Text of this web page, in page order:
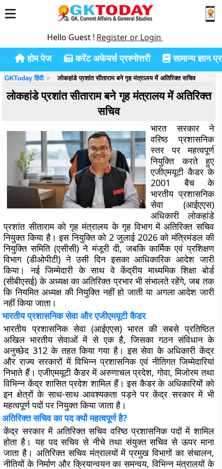
Hello Guest ! Register or Login
होम पेज करेंट अफेयर्स प्रश्नोत्तरी सामान्य ज्ञान
GKToday हिंदी लोकहांडे प्रशांत सीताराम बने गृह मंत्रालय में अतिरिक्त सचिव
लोकहांडे प्रशांत सीताराम बने गृह मंत्रालय में अतिरिक्त
सचिव
भारत सरकार ने
वरिष्ठ प्रशासनिक
स्तर पर महत्वपूर्ण
नियुक्ति करते हुए
एजीएमयूटी कैडर के
2001 बैच के
भारतीय प्रशासनिक
सेवा (आईएएस)
अधिकारी लोकहांडे
प्रशांत सीताराम को गृह मंत्रालय के गृह विभाग में अतिरिक्त सचिव
नियुक्त किया है। इस नियुक्ति को 2 जुलाई 2026 को मंत्रिमंडल की
नियुक्ति समिति (एसीसी) ने मंजूरी दी, जबकि कार्मिक एवं प्रशिक्षण
विभाग (डीओपीटी) ने उसी दिन इसका आधिकारिक आदेश जारी
किया। नई जिम्मेदारी के साथ वे केंद्रीय माध्यमिक शिक्षा बोर्ड
(सीबीएसई) के अध्यक्ष का अतिरिक्त प्रभार भी संभालते रहेंगे, जब तक
कि नियमित अध्यक्ष की नियुक्ति नहीं हो जाती या अगला आदेश जारी
नहीं किया जाता।
भारतीय प्रशासनिक सेवा और एजीएमयूटी कैडर
भारतीय प्रशासनिक सेवा (आईएएस) भारत की सबसे प्रतिष्ठित
अखिल भारतीय सेवाओं में से एक है, जिसका गठन संविधान के
अनुच्छेद 312 के तहत किया गया है। इस सेवा के अधिकारी केंद्र
और राज्य सरकारों में विभिन्न प्रशासनिक एवं नीतिगत जिम्मेदारियां
निभाते हैं। एजीएमयूटी कैडर में अरुणाचल प्रदेश, गोवा, मिजोरम तथा
विभिन्न केंद्र शासित प्रदेश शामिल हैं। इस कैडर के अधिकारियों को
इन क्षेत्रों के साथ-साथ आवश्यकता पड़ने पर केंद्र सरकार में भी
महत्वपूर्ण पदों पर नियुक्त किया जाता है।
अतिरिक्त सचिव का पद क्यों महत्वपूर्ण है?
केंद्र सरकार में अतिरिक्त सचिव वरिष्ठ प्रशासनिक पदों में शामिल
होता है। यह पद सचिव से नीचे तथा संयुक्त सचिव से ऊपर माना
जाता है। अतिरिक्त सचिव मंत्रालयों में प्रमुख विभागों का संचालन,
नीतियों के निर्माण और क्रियान्वयन का समन्वय, विभिन्न मंत्रालयों के